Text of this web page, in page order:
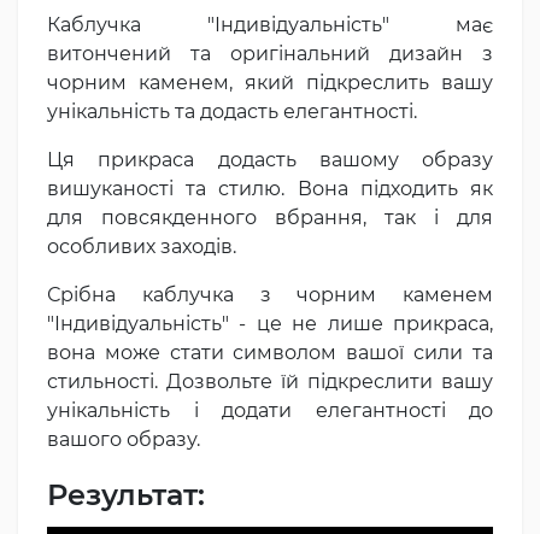
Каблучка "Індивідуальність" має
витончений та оригінальний дизайн з
чорним каменем, який підкреслить вашу
унікальність та додасть елегантності.
Ця прикраса додасть вашому образу
вишуканості та стилю. Вона підходить як
для повсякденного вбрання, так і для
особливих заходів.
Срібна каблучка з чорним каменем
"Індивідуальність" - це не лише прикраса,
вона може стати символом вашої сили та
стильності. Дозвольте їй підкреслити вашу
унікальність і додати елегантності до
вашого образу.
Результат: